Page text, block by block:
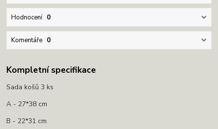
Hodnocení 0
Komentáře 0
Kompletní specifikace
Sada košů 3 ks
A - 27*38 cm
B - 22*31 cm